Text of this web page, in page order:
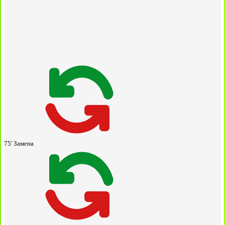
75' Замена